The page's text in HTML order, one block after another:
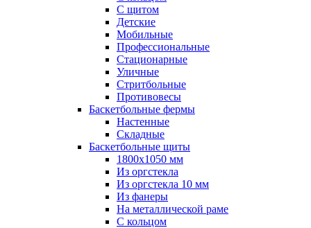
С щитом
Детские
Мобильные
Профессиональные
Стационарные
Уличные
Стритбольные
Противовесы
Баскетбольные фермы
Настенные
Складные
Баскетбольные щиты
1800х1050 мм
Из оргстекла
Из оргстекла 10 мм
Из фанеры
На металлической раме
С кольцом